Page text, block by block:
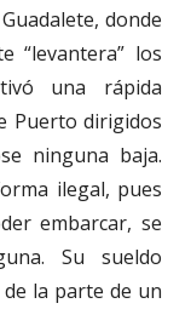
donde
“levantera” los
una rápida
Puerto dirigidos
ninguna baja.
ilegal, pues
embarcar, se
Su sueldo
la parte de un